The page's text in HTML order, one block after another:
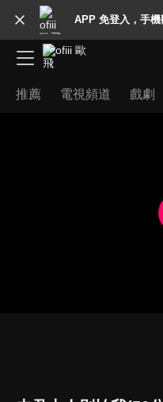
APP 免登入，手
推薦 電視頻道 戲劇